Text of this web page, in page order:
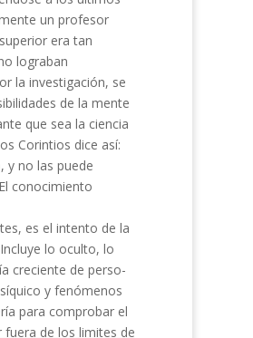
un profesor
era tan
logra­ban
la investigación, se
de la mente
que sea la ciencia
Corintios dice así:
y no las puede
conocimiento
es el intento de la
lo oculto, lo
creciente de perso­
y fenómenos
para comprobar el
de los limi­tes de